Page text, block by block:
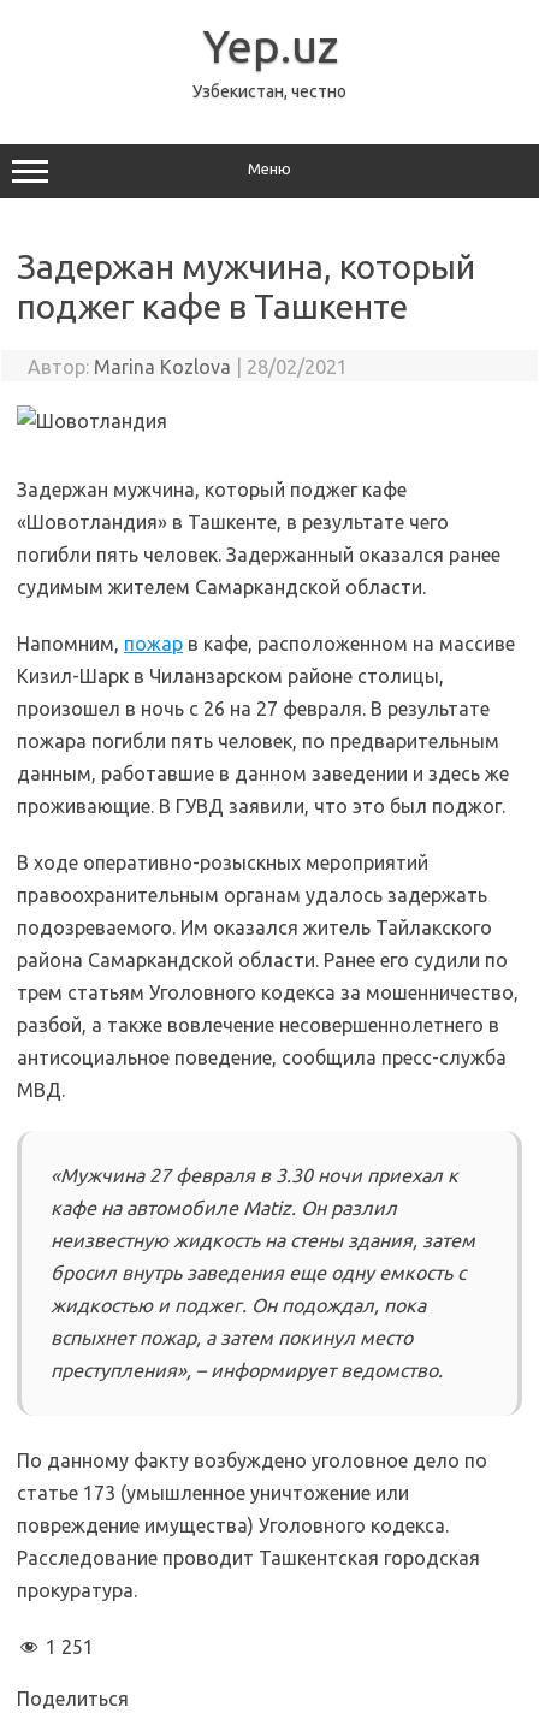
Yep.uz
Узбекистан, честно
Меню
Задержан мужчина, который
поджег кафе в Ташкенте
Автор: Marina Kozlova 28/02/2021
Задержан мужчина, который поджег кафе
«Шовотландия» в Ташкенте, в результате чего
погибли пять человек. Задержанный оказался ранее
судимым жителем Самаркандской области.
Напомним, пожар в кафе, расположенном на массиве
Кизил-Шарк в Чиланзарском районе столицы,
произошел в ночь с 26 на 27 февраля. В результате
пожара погибли пять человек, по предварительным
данным, работавшие в данном заведении и здесь же
проживающие. В ГУВД заявили, что это был поджог.
В ходе оперативно-розыскных мероприятий
правоохранительным органам удалось задержать
подозреваемого. Им оказался житель Тайлакского
района Самаркандской области. Ранее его судили по
трем статьям Уголовного кодекса за мошенничество,
разбой, а также вовлечение несовершеннолетнего в
антисоциальное поведение, сообщила пресс-служба
МВД.
«Мужчина 27 февраля в 3.30 ночи приехал к
кафе на автомобиле Matiz. Он разлил
неизвестную жидкость на стены здания, затем
бросил внутрь заведения еще одну емкость с
жидкостью и поджег. Он подождал, пока
вспыхнет пожар, а затем покинул место
преступления», – информирует ведомство.
По данному факту возбуждено уголовное дело по
статье 173 (умышленное уничтожение или
повреждение имущества) Уголовного кодекса.
Расследование проводит Ташкентская городская
прокуратура.
1 251
Поделиться